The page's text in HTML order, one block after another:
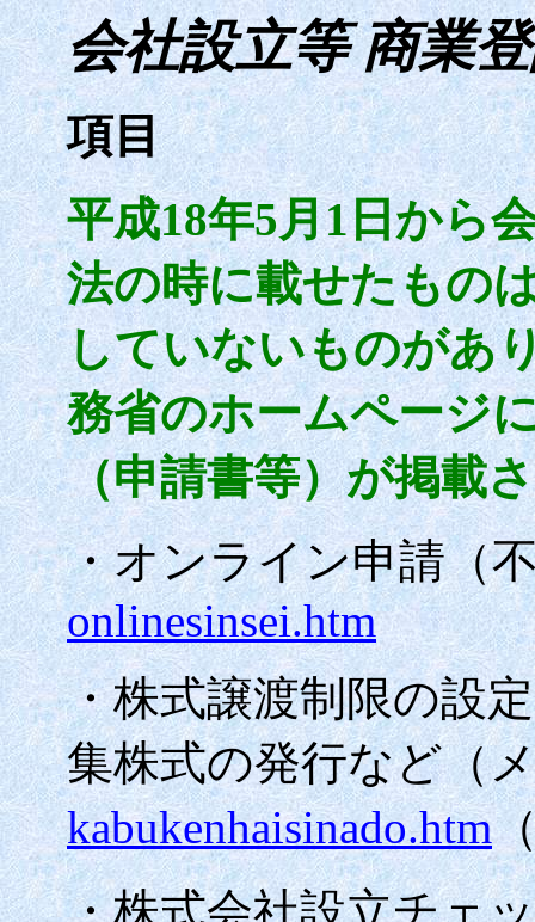
会社設立等 商業
項目
平成18年5月1日から
法の時に載せたもの
していないものがあ
務省のホームページ
（申請書等）が掲載
・オンライン申請（
onlinesinsei.htm
・株式譲渡制限の設
集株式の発行など（
kabukenhaisinado.htm
・株式会社設立チェ